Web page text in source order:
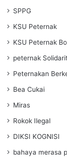
SPPG
KSU Peternak
KSU Peternak
peternak
Peternakan
Bea Cukai
Miras
Rokok Ilegal
DIKSI KOGNISI
bahaya merasa